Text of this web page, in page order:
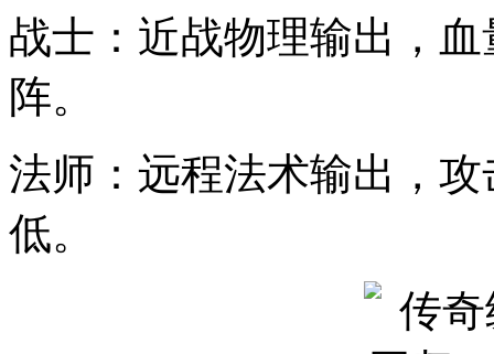
战士：近战物理输出，
阵。
法师：远程法术输出，
低。